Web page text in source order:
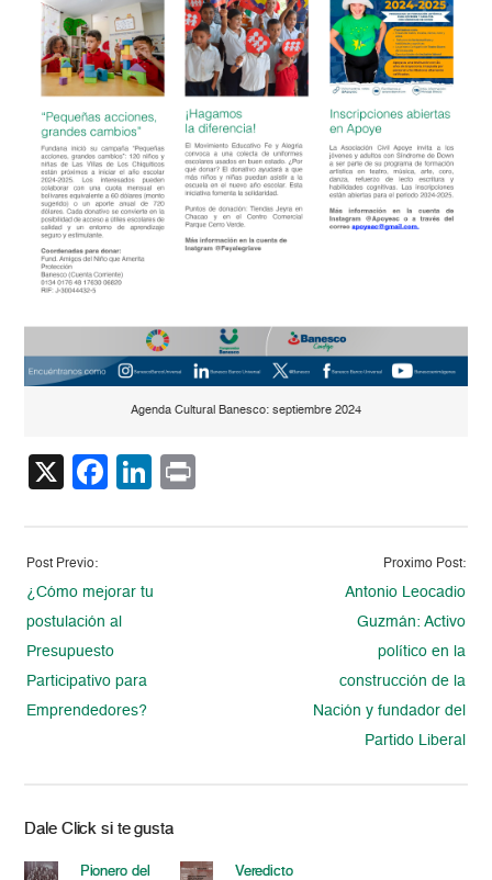
Agenda Cultural Banesco: septiembre 2024
X Facebook
LinkedIn
Post Previo:
¿Cómo mejorar tu
postulación al
Presupuesto
Participativo para
Emprendedores?
Proximo Post:
Antonio Leocadio
Guzmán: Activo
político en la
construcción de la
Nación y fundador del
Partido Liberal
Dale Click si te gusta
Pionero del
Veredicto